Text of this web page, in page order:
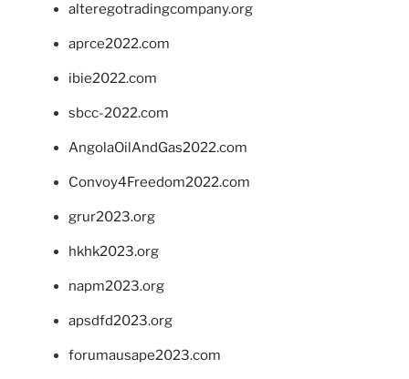
alteregotradingcompany.org
aprce2022.com
ibie2022.com
sbcc-2022.com
AngolaOilAndGas2022.com
Convoy4Freedom2022.com
grur2023.org
hkhk2023.org
napm2023.org
apsdfd2023.org
forumausape2023.com